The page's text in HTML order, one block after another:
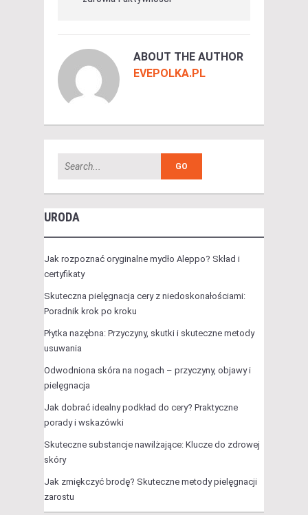
ABOUT THE AUTHOR
EVEPOLKA.PL
URODA
Jak rozpoznać oryginalne mydło Aleppo? Skład i
certyfikaty
Skuteczna pielęgnacja cery z niedoskonałościami:
Poradnik krok po kroku
Płytka nazębna: Przyczyny, skutki i skuteczne metody
usuwania
Odwodniona skóra na nogach – przyczyny, objawy i
pielęgnacja
Jak dobrać idealny podkład do cery? Praktyczne
porady i wskazówki
Skuteczne substancje nawilżające: Klucze do zdrowej
skóry
Jak zmiękczyć brodę? Skuteczne metody pielęgnacji
zarostu